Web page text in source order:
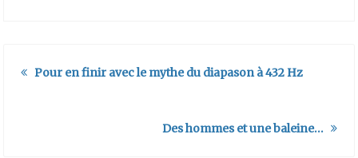
Pour en finir avec le mythe du diapason à 432 Hz
Des hommes et une baleine…